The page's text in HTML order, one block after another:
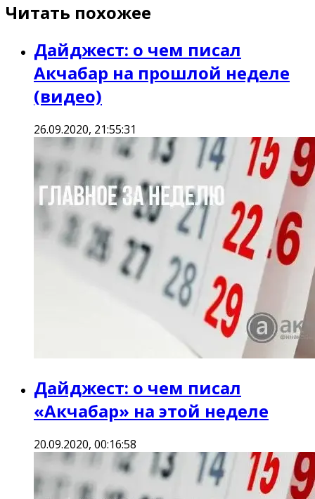
Читать похожее
Дайджест: о чем писал
Акчабар на прошлой неделе
(видео)
26.09.2020, 21:55:31
Дайджест: о чем писал
«Акчабар» на этой неделе
20.09.2020, 00:16:58